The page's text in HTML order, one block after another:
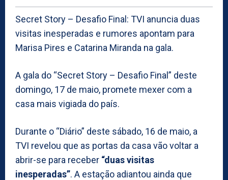
Secret Story – Desafio Final: TVI anuncia duas
visitas inesperadas e rumores apontam para
Marisa Pires e Catarina Miranda na gala.
A gala do “Secret Story – Desafio Final” deste
domingo, 17 de maio, promete mexer com a
casa mais vigiada do país.
Durante o “Diário” deste sábado, 16 de maio, a
TVI revelou que as portas da casa vão voltar a
abrir-se para receber “duas visitas
inesperadas”. A estação adiantou ainda que